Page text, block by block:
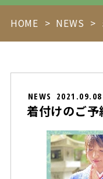
HOME NEWS
NEWS 2021.09.08
着付けのご予